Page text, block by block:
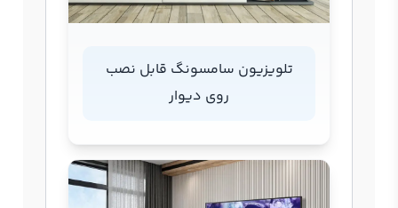
تلویزیون سامسونگ قابل نصب
روی دیوار